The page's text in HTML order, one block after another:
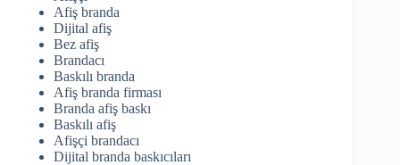
Afiş branda
Dijital afiş
Bez afiş
Brandacı
Baskılı branda
Afiş branda firması
Branda afiş baskı
Baskılı afiş
Afişçi brandacı
Dijital branda baskıcıları